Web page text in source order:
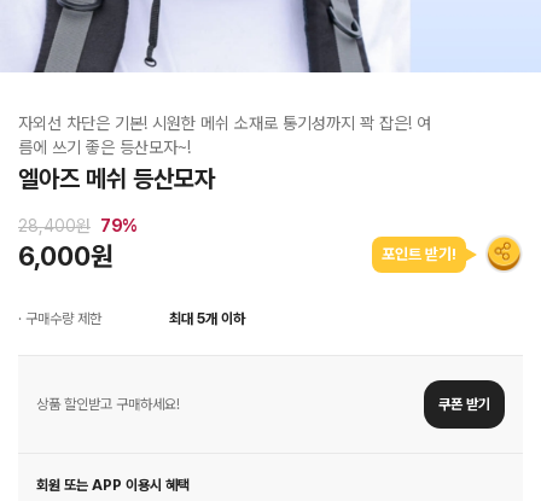
자외선 차단은 기본! 시원한 메쉬 소재로 통기성까지 꽉 잡은! 여
름에 쓰기 좋은 등산모자~!
엘아즈 메쉬 등산모자
28,400원 79%
6,000원 포인트 받기!
· 구매수량 제한 최대 5개 이하
상품 할인받고 구매하세요! 쿠폰 받기
회원 또는 APP 이용시 혜택